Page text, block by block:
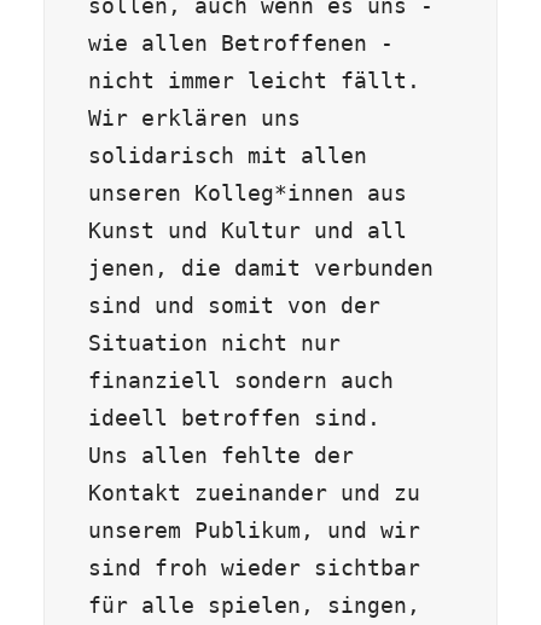
sollen, auch wenn es uns -
wie allen Betroffenen -
nicht immer leicht fällt.
Wir erklären uns
solidarisch mit allen
unseren Kolleg*innen aus
Kunst und Kultur und all
jenen, die damit verbunden
sind und somit von der
Situation nicht nur
finanziell sondern auch
ideell betroffen sind.
Uns allen fehlte der
Kontakt zueinander und zu
unserem Publikum, und wir
sind froh wieder sichtbar
für alle spielen, singen,